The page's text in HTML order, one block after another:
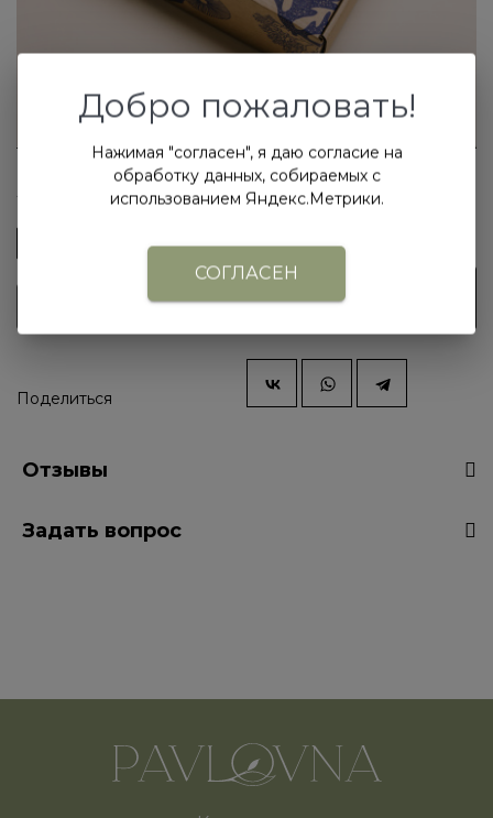
350
В корзину
Поделиться
Отзывы
Задать вопрос
Добро пожаловать!
Нажимая "согласен", я даю согласие на
обработку данных, собираемых с
использованием Яндекс.Метрики.
СОГЛАСЕН